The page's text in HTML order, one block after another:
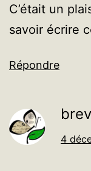
C’était un
savoir écrire
Répondre
4